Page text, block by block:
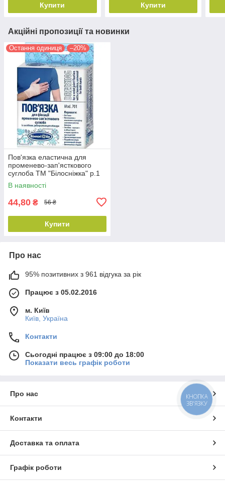
Купити Купити
Акційні пропозиції та новинки
Остання одиниця –20%
Пов'язка еластична для
променево-зап'ясткового
суглоба ТМ "Білосніжка" р.1
(15-16см)
В наявності
44,80 ₴ 56 ₴
Купити
Про нас
95% позитивних з 961 відгука за рік
Працює з 05.02.2016
м. Київ
Київ, Україна
Контакти
Сьогодні працює з 09:00 до 18:00
Показати весь графік роботи
Про нас
Контакти
Доставка та оплата
Графік роботи
КНОПКА
ЗВ'ЯЗКУ